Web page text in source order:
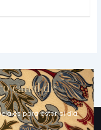
canal de
para estar al día.